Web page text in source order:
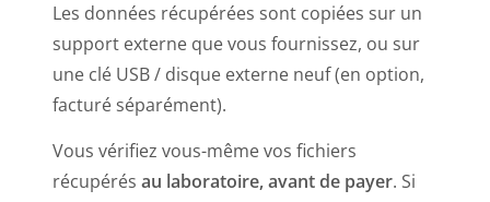
Les données récupérées sont copiées sur un
support externe que vous fournissez, ou sur
une clé USB / disque externe neuf (en option,
facturé séparément).
Vous vérifiez vous-même vos fichiers
récupérés au laboratoire, avant de payer. Si